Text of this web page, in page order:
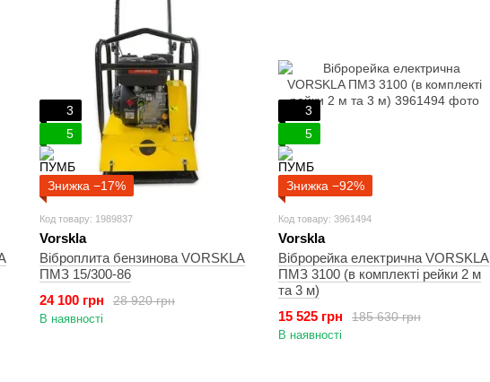
3
5
Знижка −17%
Код товару: 1989837
Vorskla
Віброплита бензинова VORSKLA
ПМЗ 15/300-86
28 920 грн
24 100 грн
В наявності
3
5
Знижка −92%
Код товару: 3961494
Vorskla
Віброрейка електрична VORSKLA
ПМЗ 3100 (в комплекті рейки 2 м
та 3 м)
185 630 грн
15 525 грн
В наявності